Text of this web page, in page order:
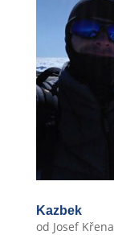
Kazbek
od Josef Křena